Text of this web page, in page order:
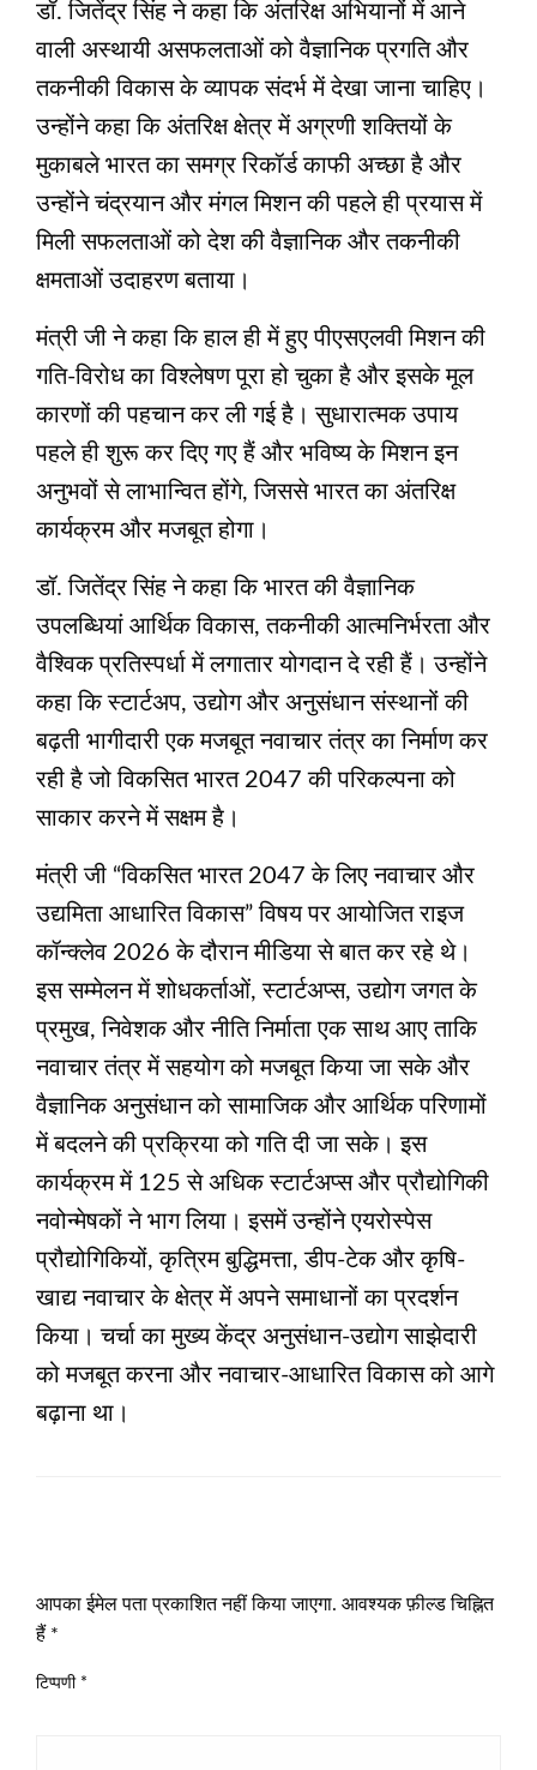
डॉ. जितेंद्र सिंह ने कहा कि अंतरिक्ष अभियानों में आने
वाली अस्थायी असफलताओं को वैज्ञानिक प्रगति और
तकनीकी विकास के व्यापक संदर्भ में देखा जाना चाहिए।
उन्होंने कहा कि अंतरिक्ष क्षेत्र में अग्रणी शक्तियों के
मुकाबले भारत का समग्र रिकॉर्ड काफी अच्छा है और
उन्‍होंने चंद्रयान और मंगल मिशन की पहले ही प्रयास में
मिली सफलताओं को देश की वैज्ञानिक और तकनीकी
क्षमताओं उदाहरण बताया।
मंत्री जी ने कहा कि हाल ही में हुए पीएसएलवी मिशन की
गति-विरोध का विश्लेषण पूरा हो चुका है और इसके मूल
कारणों की पहचान कर ली गई है। सुधारात्मक उपाय
पहले ही शुरू कर दिए गए हैं और भविष्य के मिशन इन
अनुभवों से लाभान्वित होंगे, जिससे भारत का अंतरिक्ष
कार्यक्रम और मजबूत होगा।
डॉ. जितेंद्र सिंह ने कहा कि भारत की वैज्ञानिक
उपलब्धियां आर्थिक विकास, तकनीकी आत्मनिर्भरता और
वैश्विक प्रतिस्पर्धा में लगातार योगदान दे रही हैं। उन्होंने
कहा कि स्टार्टअप, उद्योग और अनुसंधान संस्थानों की
बढ़ती भागीदारी एक मजबूत नवाचार तंत्र का निर्माण कर
रही है जो विकसित भारत 2047 की परिकल्‍पना को
साकार करने में सक्षम है।
मंत्री जी “विकसित भारत 2047 के लिए नवाचार और
उद्यमिता आधारित विकास” विषय पर आयोजित राइज
कॉन्क्लेव 2026 के दौरान मीडिया से बात कर रहे थे।
इस सम्मेलन में शोधकर्ताओं, स्टार्टअप्स, उद्योग जगत के
प्रमुख, निवेशक और नीति निर्माता एक साथ आए ताकि
नवाचार तंत्र में सहयोग को मजबूत किया जा सके और
वैज्ञानिक अनुसंधान को सामाजिक और आर्थिक परिणामों
में बदलने की प्रक्रिया को गति दी जा सके। इस
कार्यक्रम में 125 से अधिक स्टार्टअप्स और प्रौद्योगिकी
नवोन्मेषकों ने भाग लिया। इसमें उन्‍होंने एयरोस्पेस
प्रौद्योगिकियों, कृत्रिम बुद्धिमत्ता, डीप-टेक और कृषि-
खाद्य नवाचार के क्षेत्र में अपने समाधानों का प्रदर्शन
किया। चर्चा का मुख्य केंद्र अनुसंधान-उद्योग साझेदारी
को मजबूत करना और नवाचार-आधारित विकास को आगे
बढ़ाना था।
आपका ईमेल पता प्रकाशित नहीं किया जाएगा. आवश्यक फ़ील्ड चिह्नित
हैं *
टिप्पणी *